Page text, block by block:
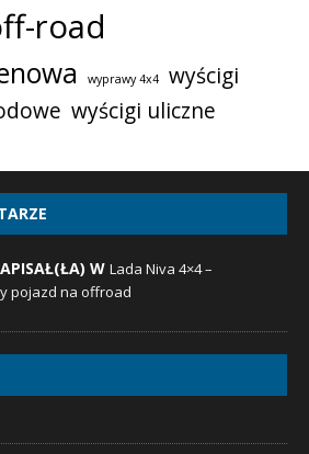
road
wyprawy 4x4
wyścigi
wyścigi uliczne
W Lada Niva 4×4 –
pojazd na offroad